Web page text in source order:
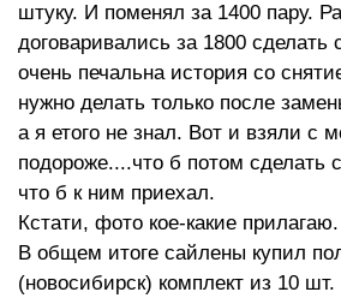
штуку. И поменял за 1400 пару.
договаривались за 1800 сделать
очень печальна история со
нужно делать только после
а я етого не знал. Вот и взяли с
подороже....что б потом сделать
что б к ним приехал.
Кстати, фото кое-какие прилагаю.
В общем итоге сайлены купил
(новосибирск) комплект из 10